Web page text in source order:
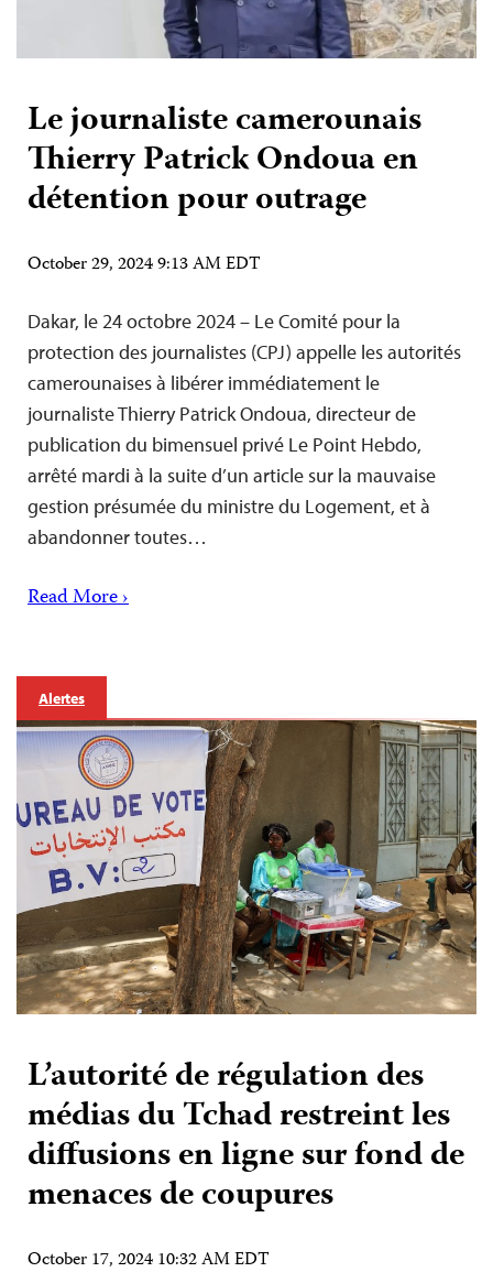
Le journaliste camerounais
Thierry Patrick Ondoua en
détention pour outrage
October 29, 2024 9:13 AM EDT
Dakar, le 24 octobre 2024 – Le Comité pour la
protection des journalistes (CPJ) appelle les autorités
camerounaises à libérer immédiatement le
journaliste Thierry Patrick Ondoua, directeur de
publication du bimensuel privé Le Point Hebdo,
arrêté mardi à la suite d’un article sur la mauvaise
gestion présumée du ministre du Logement, et à
abandonner toutes…
Read More ›
Alertes
L’autorité de régulation des
médias du Tchad restreint les
diffusions en ligne sur fond de
menaces de coupures
October 17, 2024 10:32 AM EDT